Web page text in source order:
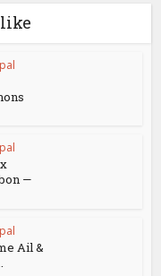
—
Ail &